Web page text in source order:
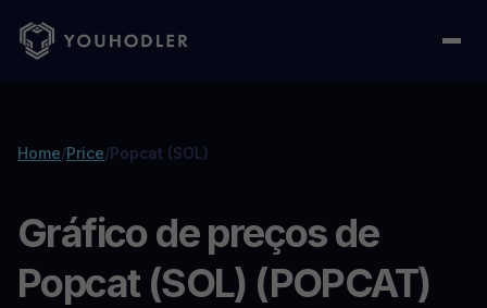
Home/Price/Popcat (SOL)
Gráfico de preços de
Popcat (SOL) (POPCAT)